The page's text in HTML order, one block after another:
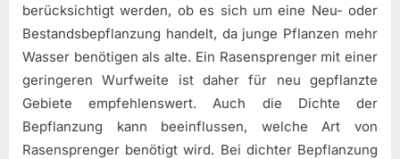
berücksichtigt werden, ob es sich um eine Neu- oder
Bestandsbepflanzung handelt, da junge Pflanzen mehr
Wasser benötigen als alte. Ein Rasensprenger mit einer
geringeren Wurfweite ist daher für neu gepflanzte
Gebiete empfehlenswert. Auch die Dichte der
Bepflanzung kann beeinflussen, welche Art von
Rasensprenger benötigt wird. Bei dichter Bepflanzung